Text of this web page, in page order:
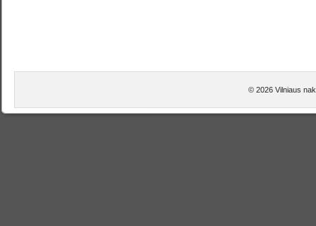
© 2026 Vilniaus